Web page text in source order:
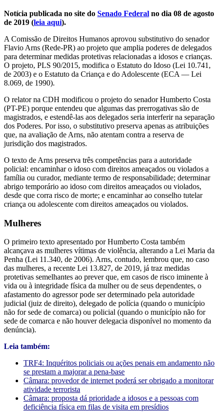
Notícia publicada no site do Senado Federal no dia 08 de agosto
de 2019 (leia aqui).
A Comissão de Direitos Humanos aprovou substitutivo do senador
Flavio Arns (Rede-PR) ao projeto que amplia poderes de delegados
para determinar medidas protetivas relacionadas a idosos e crianças.
O projeto, PLS 90/2015, modifica o Estatuto do Idoso (Lei 10.741,
de 2003) e o Estatuto da Criança e do Adolescente (ECA — Lei
8.069, de 1990).
O relator na CDH modificou o projeto do senador Humberto Costa
(PT-PE) porque entendeu que algumas das prerrogativas são de
magistrados, e estendê-las aos delegados seria interferir na separação
dos Poderes. Por isso, o substitutivo preserva apenas as atribuições
que, na avaliação de Arns, não atentam contra a reserva de
jurisdição dos magistrados.
O texto de Arns preserva três competências para a autoridade
policial: encaminhar o idoso com direitos ameaçados ou violados a
família ou curador, mediante termo de responsabilidade; determinar
abrigo temporário ao idoso com direitos ameaçados ou violados,
desde que corra risco de morte; e encaminhar ao conselho tutelar
criança ou adolescente com direitos ameaçados ou violados.
Mulheres
O primeiro texto apresentado por Humberto Costa também
alcançava as mulheres vítimas de violência, alterando a Lei Maria da
Penha (Lei 11.340, de 2006). Arns, contudo, lembrou que, no caso
das mulheres, a recente Lei 13.827, de 2019, já traz medidas
protetivas semelhantes ao prever que, em casos de risco iminente à
vida ou à integridade física da mulher ou de seus dependentes, o
afastamento do agressor pode ser determinado pela autoridade
judicial (juiz de direito), delegado de polícia (quando o município
não for sede de comarca) ou policial (quando o município não for
sede de comarca e não houver delegacia disponível no momento da
denúncia).
Leia também:
TRF4: Inquéritos policiais ou ações penais em andamento não
se prestam a majorar a pena-base
Câmara: provedor de internet poderá ser obrigado a monitorar
atividade terrorista
Câmara: proposta dá prioridade a idosos e a pessoas com
deficiência física em filas de visita em presídios